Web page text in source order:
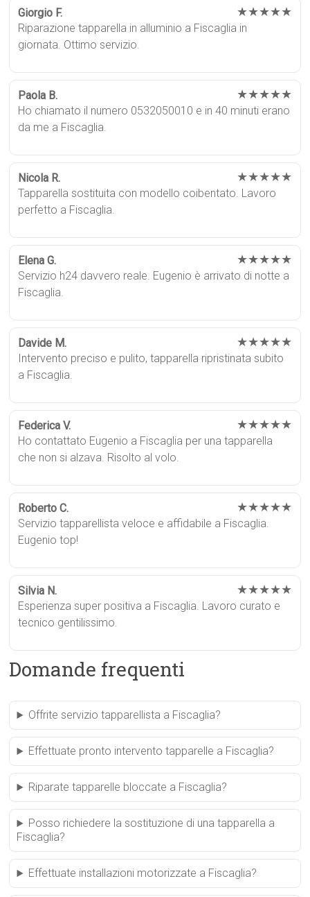
Giorgio F. ★★★★★
Riparazione tapparella in alluminio a Fiscaglia in
giornata. Ottimo servizio.
Paola B. ★★★★★
Ho chiamato il numero 0532050010 e in 40 minuti erano
da me a Fiscaglia.
Nicola R. ★★★★★
Tapparella sostituita con modello coibentato. Lavoro
perfetto a Fiscaglia.
Elena G. ★★★★★
Servizio h24 davvero reale. Eugenio è arrivato di notte a
Fiscaglia.
Davide M. ★★★★★
Intervento preciso e pulito, tapparella ripristinata subito
a Fiscaglia.
Federica V. ★★★★★
Ho contattato Eugenio a Fiscaglia per una tapparella
che non si alzava. Risolto al volo.
Roberto C. ★★★★★
Servizio tapparellista veloce e affidabile a Fiscaglia.
Eugenio top!
Silvia N. ★★★★★
Esperienza super positiva a Fiscaglia. Lavoro curato e
tecnico gentilissimo.
Domande frequenti
Offrite servizio tapparellista a Fiscaglia?
Effettuate pronto intervento tapparelle a Fiscaglia?
Riparate tapparelle bloccate a Fiscaglia?
Posso richiedere la sostituzione di una tapparella a
Fiscaglia?
Effettuate installazioni motorizzate a Fiscaglia?